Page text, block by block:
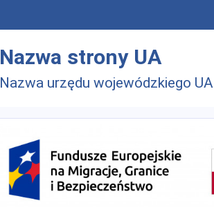
Nazwa strony UA
Nazwa urzędu wojewódzkiego UA